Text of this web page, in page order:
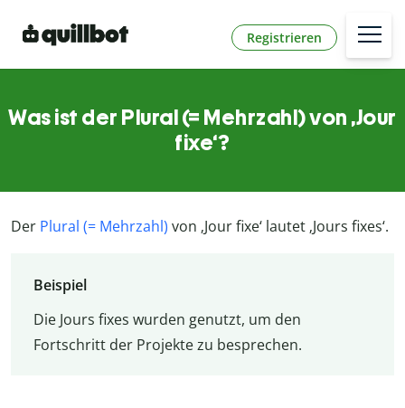
Registrieren
Was ist der Plural (= Mehrzahl) von ‚Jour
fixe‘?
Der Plural (= Mehrzahl) von ‚Jour fixe‘ lautet ‚Jours fixes‘.
Beispiel
Die Jours fixes wurden genutzt, um den
Fortschritt der Projekte zu besprechen.